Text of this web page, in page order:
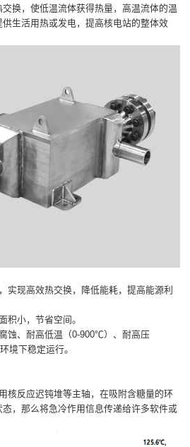
换，使低温流体获得热量，高温流体的温
生活用热或发电，提高核电站的整体效
实现高效热交换，降低能耗，提高能源利
积小，节省空间。
蚀、耐高低温（0-900℃）、耐高压
境下稳定运行。
核反应迟钝堆等主轴，在吸附含糖量的环
，那么将急冷作用信息传递给许多软件或